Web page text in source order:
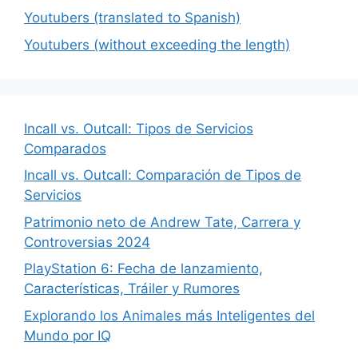
Youtubers (translated to Spanish)
Youtubers (without exceeding the length)
Incall vs. Outcall: Tipos de Servicios
Comparados
Incall vs. Outcall: Comparación de Tipos de
Servicios
Patrimonio neto de Andrew Tate, Carrera y
Controversias 2024
PlayStation 6: Fecha de lanzamiento,
Características, Tráiler y Rumores
Explorando los Animales más Inteligentes del
Mundo por IQ